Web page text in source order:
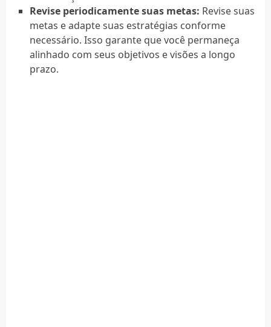
Revise periodicamente suas metas: Revise suas
metas e adapte suas estratégias conforme
necessário. Isso garante que você permaneça
alinhado com seus objetivos e visões a longo
prazo.